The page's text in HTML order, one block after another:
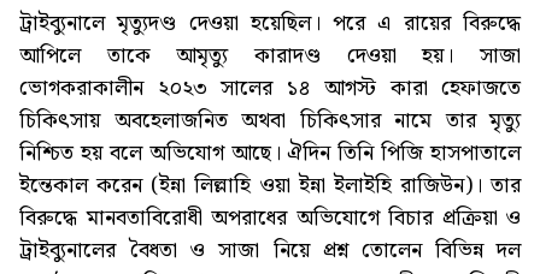
ট্রাইব্যুনালে মৃত্যুদণ্ড দেওয়া হয়েছিল। পরে এ রায়ের বিরুদ্ধে
আপিলে তাকে আমৃত্যু কারাদণ্ড দেওয়া হয়। সাজা
ভোগকরাকালীন ২০২৩ সালের ১৪ আগস্ট কারা হেফাজতে
চিকিৎসায় অবহেলাজনিত অথবা চিকিৎসার নামে তার মৃত্যু
নিশ্চিত হয় বলে অভিযোগ আছে। ঐদিন তিনি পিজি হাসপাতালে
ইন্তেকাল করেন (ইন্না লিল্লাহি ওয়া ইন্না ইলাইহি রাজিউন)। তার
বিরুদ্ধে মানবতাবিরোধী অপরাধের অভিযোগে বিচার প্রক্রিয়া ও
ট্রাইব্যুনালের বৈধতা ও সাজা নিয়ে প্রশ্ন তোলেন বিভিন্ন দল